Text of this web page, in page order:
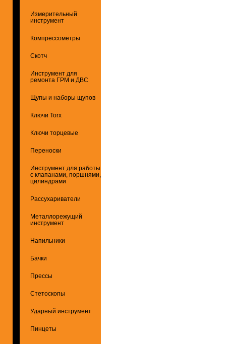
Измерительный
инструмент
Компрессометры
Скотч
Инструмент для
ремонта ГРМ и ДВС
Щупы и наборы щупов
Ключи Torx
Ключи торцевые
Переноски
Инструмент для работы
с клапанами, поршнями,
цилиндрами
Рассухариватели
Металлорежущий
инструмент
Напильники
Бачки
Прессы
Стетоскопы
Ударный инструмент
Пинцеты